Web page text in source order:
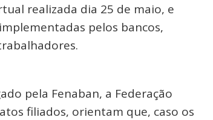
realizada dia 25 de maio, e
pelos bancos,
pela Fenaban, a Federação
filiados, orientam que, caso os